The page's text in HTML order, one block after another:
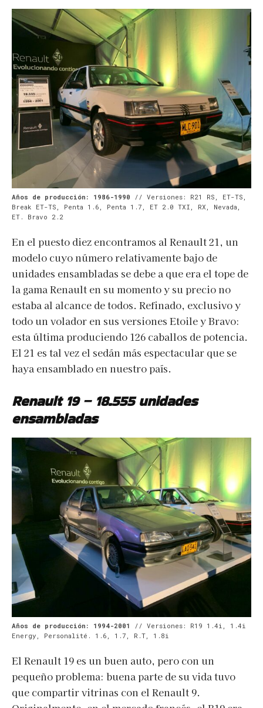
Años de producción: 1986-1990 // Versiones: R21 RS, ET-TS,
Break ET-TS, Penta 1.6, Penta 1.7, ET 2.0 TXI, RX, Nevada,
ET. Bravo 2.2
En el puesto diez encontramos al Renault 21, un
modelo cuyo número relativamente bajo de
unidades ensambladas se debe a que era el tope de
la gama Renault en su momento y su precio no
estaba al alcance de todos. Refinado, exclusivo y
todo un volador en sus versiones Etoile y Bravo:
esta última produciendo 126 caballos de potencia.
El 21 es tal vez el sedán más espectacular que se
haya ensamblado en nuestro país.
Renault 19 – 18.555 unidades
ensambladas
Años de producción: 1994-2001
// Versiones: R19 1.4i, 1.4i
Energy, Personalité. 1.6, 1.7, R.T, 1.8i
El Renault 19 es un buen auto, pero con un
pequeño problema: buena parte de su vida tuvo
que compartir vitrinas con el Renault 9.